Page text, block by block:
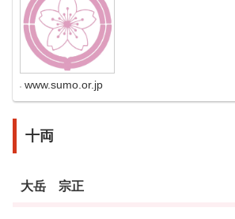
www.sumo.or.jp
十両
大岳 宗正